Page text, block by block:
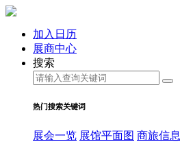
加入日历
展商中心
搜索
热门搜索关键词
展会一览 展馆平面图 商旅信息